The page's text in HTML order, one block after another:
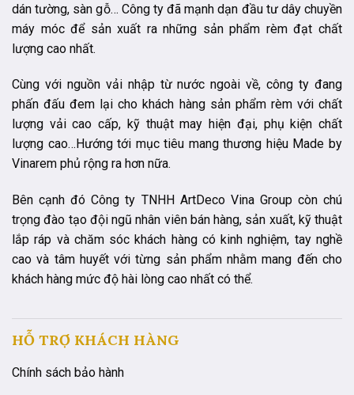
dán tường, sàn gỗ… Công ty đã mạnh dạn đầu tư dây chuyền
máy móc để sản xuất ra những sản phẩm rèm đạt chất
lượng cao nhất.
Cùng với nguồn vải nhập từ nước ngoài về, công ty đang
phấn đấu đem lại cho khách hàng sản phẩm rèm với chất
lượng vải cao cấp, kỹ thuật may hiện đại, phụ kiện chất
lượng cao…Hướng tới mục tiêu mang thương hiệu Made by
Vinarem phủ rộng ra hơn nữa.
Bên cạnh đó Công ty TNHH ArtDeco Vina Group còn chú
trọng đào tạo đội ngũ nhân viên bán hàng, sản xuất, kỹ thuật
lắp ráp và chăm sóc khách hàng có kinh nghiệm, tay nghề
cao và tâm huyết với từng sản phẩm nhằm mang đến cho
khách hàng mức độ hài lòng cao nhất có thể.
HỖ TRỢ KHÁCH HÀNG
Chính sách bảo hành